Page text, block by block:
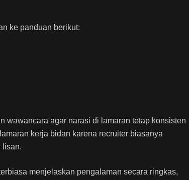
ke panduan berikut:
wawancara agar narasi di lamaran tetap konsisten
kerja bidan karena recruiter biasanya
lisan.
menjelaskan pengalaman secara ringkas,